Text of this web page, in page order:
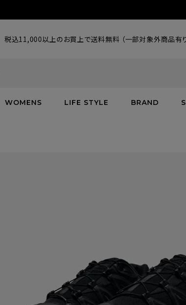
税込11,000以上のお買上で送料無料 （一部対象外商品有り
WOMENS LIFE STYLE BRAND